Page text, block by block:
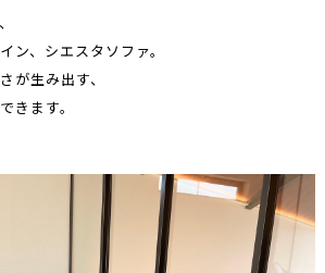
ン、シエスタソファ。
が生み出す、
きます。